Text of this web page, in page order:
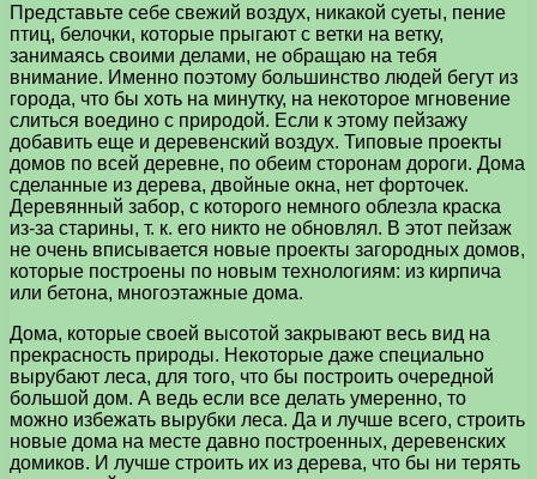
Представьте себе свежий воздух, никакой суеты, пение
птиц, белочки, которые прыгают с ветки на ветку,
занимаясь своими делами, не обращаю на тебя
внимание. Именно поэтому большинство людей бегут из
города, что бы хоть на минутку, на некоторое мгновение
слиться воедино с природой. Если к этому пейзажу
добавить еще и деревенский воздух. Типовые проекты
домов по всей деревне, по обеим сторонам дороги. Дома
сделанные из дерева, двойные окна, нет форточек.
Деревянный забор, с которого немного облезла краска
из-за старины, т. к. его никто не обновлял. В этот пейзаж
не очень вписывается новые проекты загородных домов,
которые построены по новым технологиям: из кирпича
или бетона, многоэтажные дома.
Дома, которые своей высотой закрывают весь вид на
прекрасность природы. Некоторые даже специально
вырубают леса, для того, что бы построить очередной
большой дом. А ведь если все делать умеренно, то
можно избежать вырубки леса. Да и лучше всего, строить
новые дома на месте давно построенных, деревенских
домиков. И лучше строить их из дерева, что бы ни терять